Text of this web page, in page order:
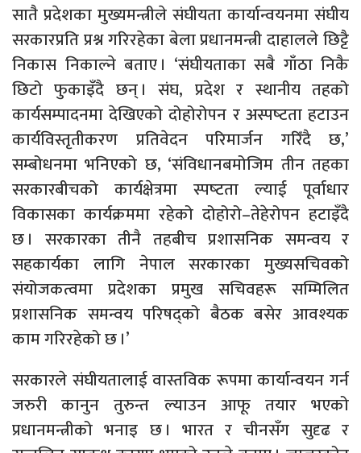
सातै प्रदेशका मुख्यमन्त्रीले संघीयता कार्यान्वयनमा संघीय
सरकारप्रति प्रश्न गरिरहेका बेला प्रधानमन्त्री दाहालले छिट्टै
निकास निकाल्ने बताए । ‘संघीयताका सबै गाँठा निकै
छिटो फुकाइँदै छन् । संघ, प्रदेश र स्थानीय तहको
कार्यसम्पादनमा देखिएको दोहोरोपन र अस्पष्‍टता हटाउन
कार्यविस्तृतीकरण प्रतिवेदन परिमार्जन गरिँदै छ,’
सम्बोधनमा भनिएको छ, ‘संविधानबमोजिम तीन तहका
सरकारबीचको कार्यक्षेत्रमा स्पष्‍टता ल्याई पूर्वाधार
विकासका कार्यक्रममा रहेको दोहोरो–तेहेरोपन हटाइँदै
छ । सरकारका तीनै तहबीच प्रशासनिक समन्वय र
सहकार्यका लागि नेपाल सरकारका मुख्यसचिवको
संयोजकत्वमा प्रदेशका प्रमुख सचिवहरू सम्मिलित
प्रशासनिक समन्वय परिषद्को बैठक बसेर आवश्यक
काम गरिरहेको छ ।’
सरकारले संघीयतालाई वास्तविक रूपमा कार्यान्वयन गर्न
जरुरी कानुन तुरुन्त ल्याउन आफू तयार भएको
प्रधानमन्त्रीको भनाइ छ । भारत र चीनसँग सुदृढ र